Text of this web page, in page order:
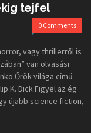
tejfel
0 Comments
vagy thrillerről is
van olvasási
Őrök világa című
K. Dick Figyel az ég
újabb science fiction,